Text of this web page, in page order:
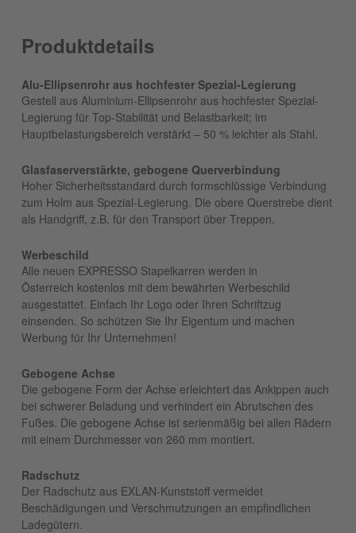
Produktdetails
Alu-Ellipsenrohr aus hochfester Spezial-Legierung
Gestell aus Aluminium-Ellipsenrohr aus hochfester Spezial-
Legierung für Top-Stabilität und Belastbarkeit; im
Hauptbelastungsbereich verstärkt – 50 % leichter als Stahl.
Glasfaserverstärkte, gebogene Querverbindung
Hoher Sicherheitsstandard durch formschlüssige Verbindung
zum Holm aus Spezial-Legierung. Die obere Querstrebe dient
als Handgriff, z.B. für den Transport über Treppen.
Werbeschild
Alle neuen EXPRESSO Stapelkarren werden in
Österreich kostenlos mit dem bewährten Werbeschild
ausgestattet. Einfach Ihr Logo oder Ihren Schriftzug
einsenden. So schützen Sie Ihr Eigentum und machen
Werbung für Ihr Unternehmen!
Gebogene Achse
Die gebogene Form der Achse erleichtert das Ankippen auch
bei schwerer Beladung und verhindert ein Abrutschen des
Fußes. Die gebogene Achse ist serienmäßig bei allen Rädern
mit einem Durchmesser von 260 mm montiert.
Radschutz
Der Radschutz aus EXLAN-Kunststoff vermeidet
Beschädigungen und Verschmutzungen an empfindlichen
Ladegütern.